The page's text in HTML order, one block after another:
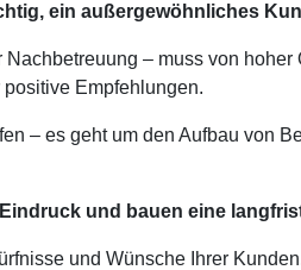
ein außergewöhnliches
– muss von
Empfehlungen.
– es geht um den Aufbau von
und bauen eine
und Wünsche Ihrer